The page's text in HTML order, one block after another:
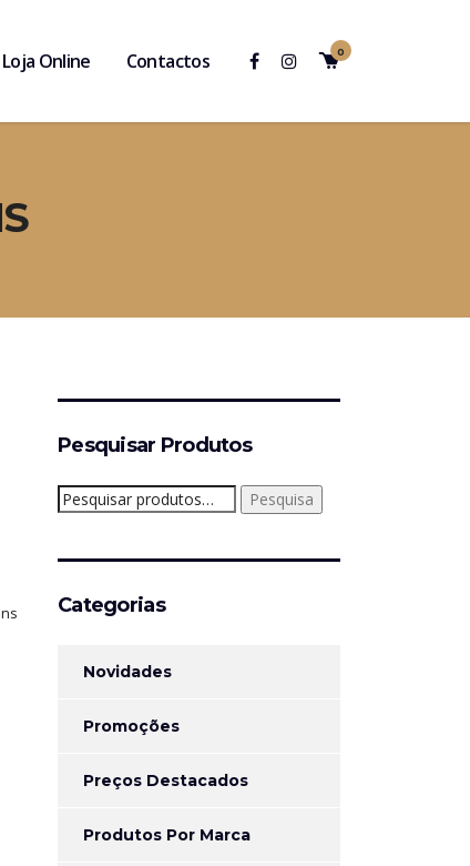
0
Loja Online Contactos
Pesquisar Produtos
Pesquisar
por:
Pesquisa
Categorias
Novidades
Promoções
Preços Destacados
Produtos Por Marca